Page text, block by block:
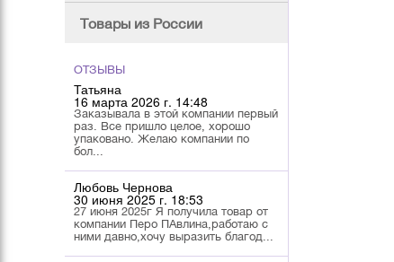
Товары из России
ОТЗЫВЫ
Татьяна
16 марта 2026 г. 14:48
Заказывала в этой компании первый
раз. Все пришло целое, хорошо
упаковано. Желаю компании по
бол...
Любовь Чернова
30 июня 2025 г. 18:53
27 июня 2025г Я получила товар от
компании Перо ПАвлина,работаю с
ними давно,хочу выразить благод...